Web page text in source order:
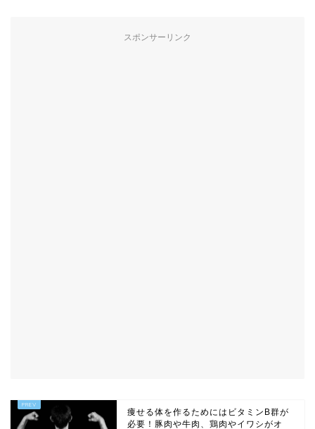
スポンサーリンク
痩せる体を作るためにはビタミンB群が
必要！豚肉や牛肉、鶏肉やイワシがオ